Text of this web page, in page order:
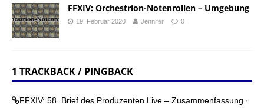
FFXIV: Orchestrion-Notenrollen – Umgebung
19. Februar 2020 Jennifer 0
1 TRACKBACK / PINGBACK
FFXIV: 58. Brief des Produzenten Live – Zusammenfassung ·